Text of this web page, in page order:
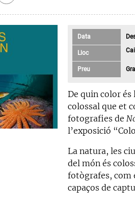
Data
Lloc
Preu
De quin color és
colossal que et
fotografies de
l’exposició
La natura, les
del món és
fotògrafes, com
capaços de